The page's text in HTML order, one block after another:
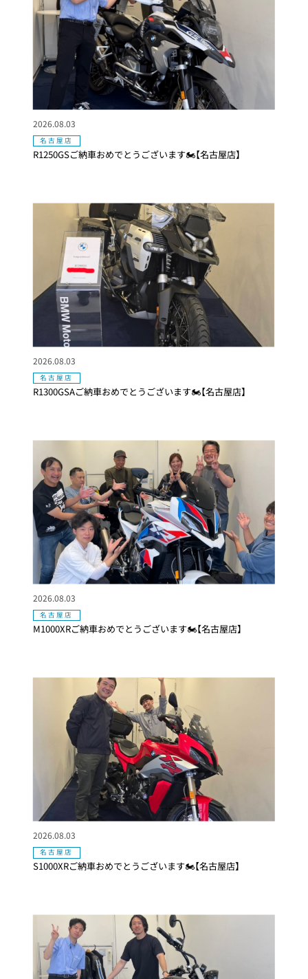
R1250GSご納車おめでとうございます🏍【名古屋店】
2026.08.03
名古屋店
R1300GSAご納車おめでとうございます🏍【名古屋店】
2026.08.03
名古屋店
M1000XRご納車おめでとうございます🏍【名古屋店】
2026.08.03
名古屋店
S1000XRご納車おめでとうございます🏍【名古屋店】
2026.08.03
名古屋店